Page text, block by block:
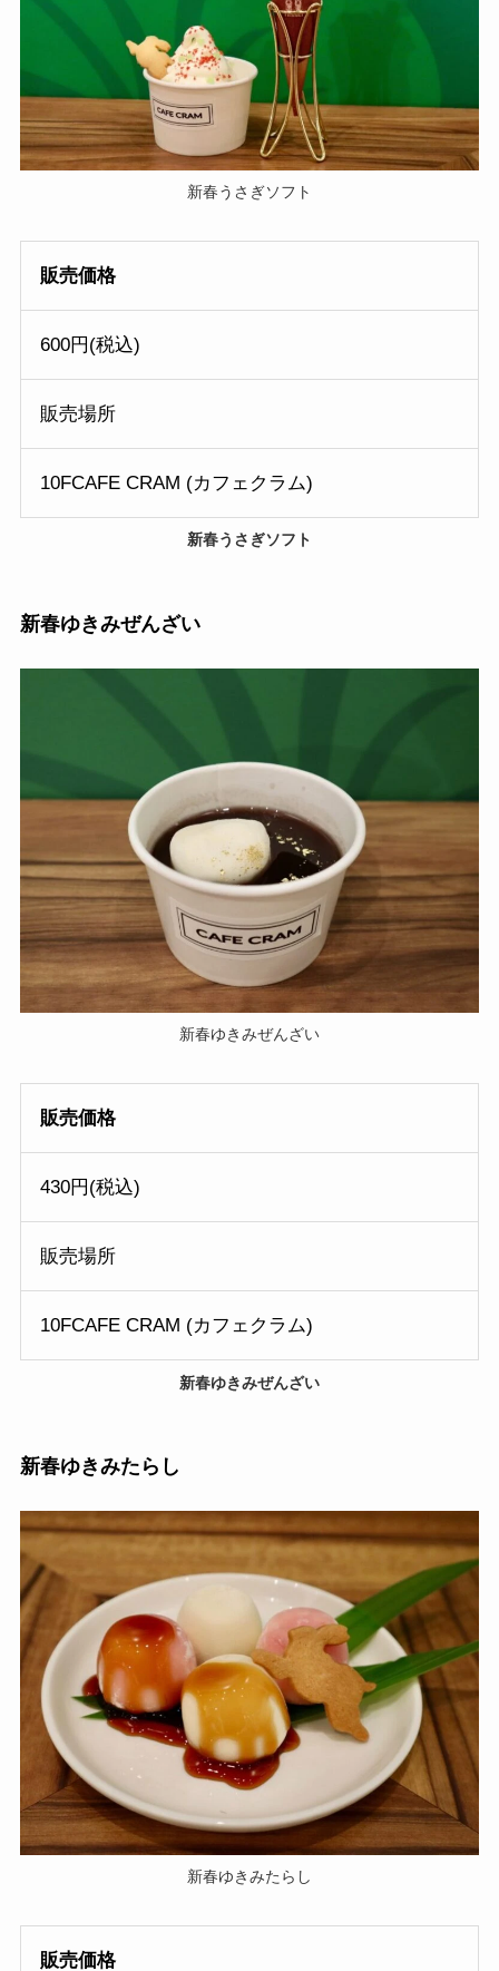
新春うさぎソフト
販売価格
600円(税込)
販売場所
10FCAFE CRAM (カフェクラム)
新春うさぎソフト
新春ゆきみぜんざい
新春ゆきみぜんざい
販売価格
430円(税込)
販売場所
10FCAFE CRAM (カフェクラム)
新春ゆきみぜんざい
新春ゆきみたらし
新春ゆきみたらし
販売価格